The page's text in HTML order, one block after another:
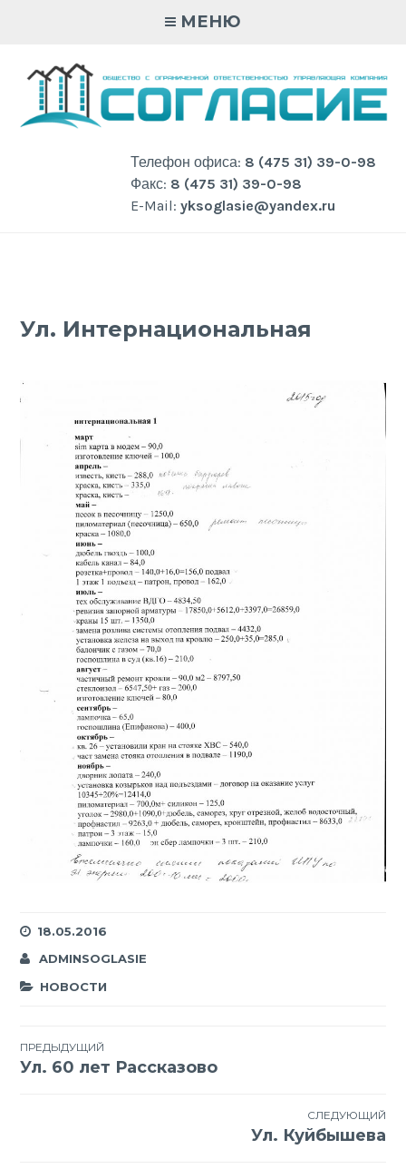
МЕНЮ
Телефон офиса: 8 (475 31) 39-0-98
Факс: 8 (475 31) 39-0-98
E-Mail: yksoglasie@yandex.ru
Ул. Интернациональная
18.05.2016
ADMINSOGLASIE
НОВОСТИ
Навигация
ПРЕДЫДУЩИЙ
Ул. 60 лет Рассказово
СЛЕДУЮЩИЙ
Ул. Куйбышева